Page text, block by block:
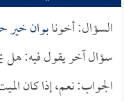
السؤال: أخونابوان
سؤال آخر يقول فيه: هل
الجواب: نعم، إذا كان